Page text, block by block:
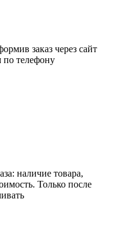
заказ через сайт
по телефону
наличие товара,
Только после